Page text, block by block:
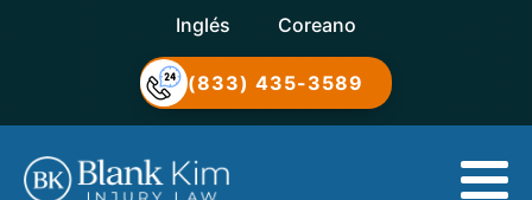
Inglés Coreano
(833) 435-3589